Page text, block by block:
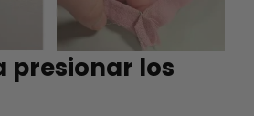
presionar los